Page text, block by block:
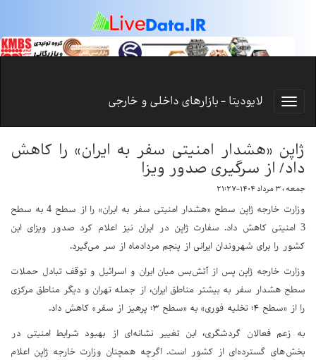
لایودیتا - بازارهای داخلی و خارجی
ژاپن «هشدار امنیتی سفر به ایران» را کاهش
داد/ از سرگیری صدور ویزا
جمعه ، ۳ مرداد ۱۴۰۴-۲۱:۲۷
وزارت خارجه ژاپن سطح «هشدار امنیتی سفر به ایران» را از سطح 4 به سطح
3 امنیتی کاهش داد. سفارت ژاپن در ایران نیز اعلام کرد صدور ویزای این
کشور را برای شهروندان ایرانی از پنجم مردادماه از سر می‌گیرد.
وزارت خارجه ژاپن پس از آتش‌بس میان ایران و اسرائیل و توقف تبادل حملات
سطح هشدار سفر به بیشتر مناطق ایران، از جمله تهران و دیگر مناطق مرکزی
را از «سطح ۴: تخلیه فوری» به «سطح ۳: پرهیز از سفر» کاهش داد.
به زعم فعالان گردشگری، این تغییر نشانه‌ای از بهبود شرایط امنیتی در
بخش‌های گسترده‌ای از کشور است. اگرچه همچنان وزارت خارجه ژاپن اعلام